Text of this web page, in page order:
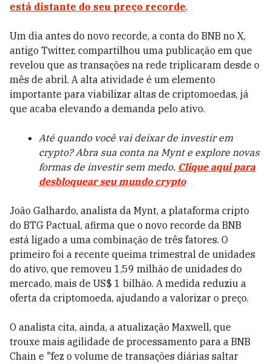
está distante do seu preço recorde.
Um dia antes do novo recorde, a conta do BNB no X,
antigo Twitter, compartilhou uma publicação em que
revelou que as transações na rede triplicaram desde o
mês de abril. A alta atividade é um elemento
importante para viabilizar altas de criptomoedas, já
que acaba elevando a demanda pelo ativo.
Até quando você vai deixar de investir em
crypto? Abra sua conta na Mynt e explore novas
formas de investir sem medo. Clique aqui para
desbloquear seu mundo crypto
João Galhardo, analista da Mynt, a plataforma cripto
do BTG Pactual, afirma que o novo recorde da BNB
está ligado a uma combinação de três fatores. O
primeiro foi a recente queima trimestral de unidades
do ativo, que removeu 1,59 milhão de unidades do
mercado, mais de US$ 1 bilhão. A medida reduziu a
oferta da criptomoeda, ajudando a valorizar o preço.
O analista cita, ainda, a atualização Maxwell, que
trouxe mais agilidade de processamento para a BNB
Chain e "fez o volume de transações diárias saltar